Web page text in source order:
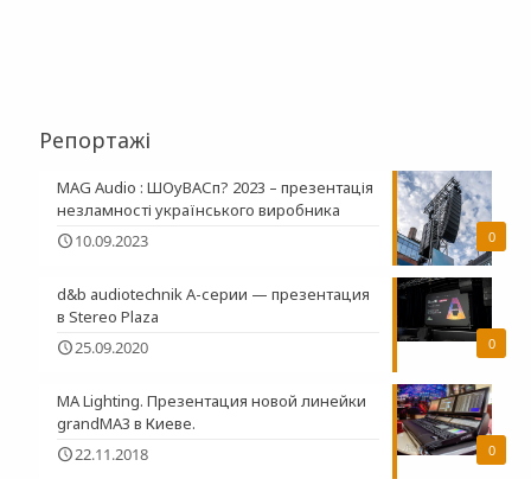
Репортажі
0
MAG Audio : ШОуВАСп? 2023 – презентація
незламності українського виробника
10.09.2023
0
d&b audiotechnik A-серии — презентация
в Stereo Plaza
25.09.2020
0
MA Lighting. Презентация новой линейки
grandMA3 в Киеве.
22.11.2018